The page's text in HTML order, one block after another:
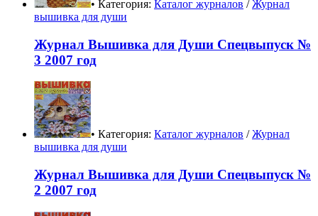
• Категория: Каталог журналов /Журнал
вышивка для души
Журнал Вышивка для Души Спецвыпуск №
3 2007 год
• Категория: Каталог журналов /Журнал
вышивка для души
Журнал Вышивка для Души Спецвыпуск №
2 2007 год